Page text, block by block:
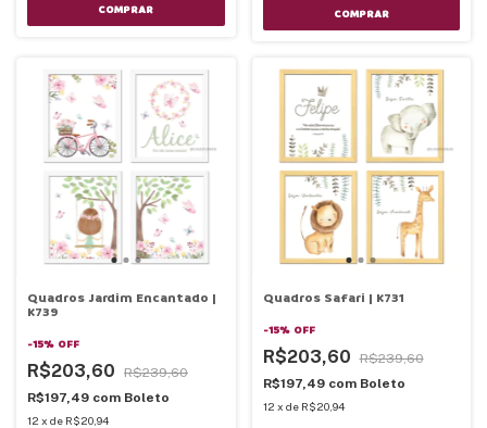
COMPRAR COMPRAR
Quadros Jardim Encantado |
K739
-15% OFF
R$203,60
R$239,60
R$197,49 com Boleto
12 x de R$20,94
Quadros Safari | K731
-15% OFF
R$203,60
R$239,60
R$197,49 com Boleto
12 x de R$20,94